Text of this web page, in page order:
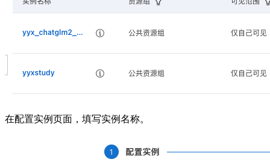
在配置实例页面，填写实例名称。